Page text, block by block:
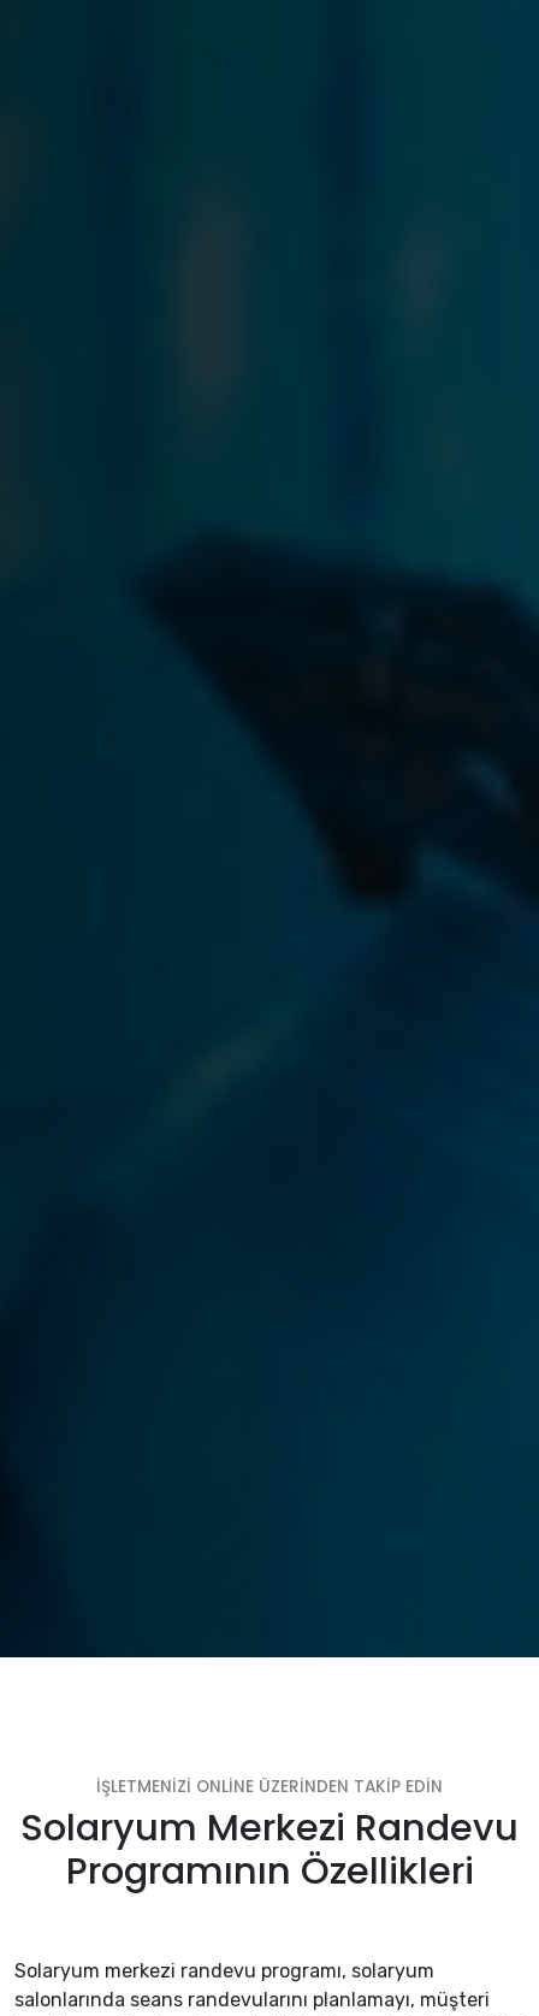
İŞLETMENİZİ ONLİNE ÜZERİNDEN TAKİP EDİN
Solaryum Merkezi Randevu
Programının Özellikleri
Solaryum merkezi randevu programı, solaryum
salonlarında seans randevularını planlamayı, müşteri